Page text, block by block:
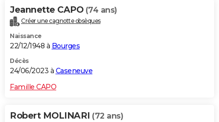
Jeannette CAPO (74 ans)
Créer une cagnotte obsèques
Naissance
22/12/1948 à Bourges
Décès
24/06/2023 à Caseneuve
Famille CAPO
Robert MOLINARI (72 ans)